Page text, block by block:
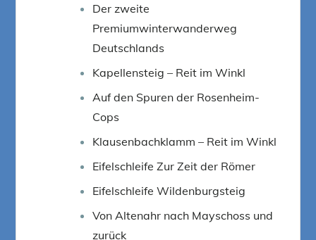
Der zweite
Premiumwinterwanderweg
Deutschlands
Kapellensteig – Reit im Winkl
Auf den Spuren der Rosenheim-
Cops
Klausenbachklamm – Reit im Winkl
Eifelschleife Zur Zeit der Römer
Eifelschleife Wildenburgsteig
Von Altenahr nach Mayschoss und
zurück